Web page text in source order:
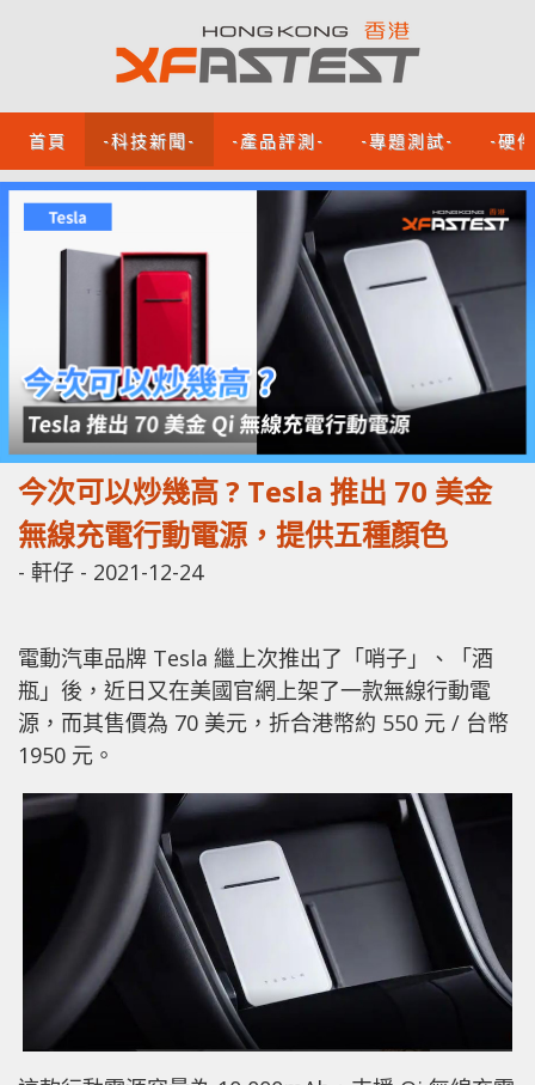
首頁 -科技新聞- -產品評測- -專題測試- -硬
今次可以炒幾高 ? Tesla 推出 70 美金
無線充電行動電源，提供五種顏色
- 軒仔 - 2021-12-24
電動汽車品牌 Tesla 繼上次推出了「哨子」、「酒
瓶」後，近日又在美國官網上架了一款無線行動電
源，而其售價為 70 美元，折合港幣約 550 元 / 台幣
1950 元。